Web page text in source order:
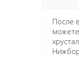
После